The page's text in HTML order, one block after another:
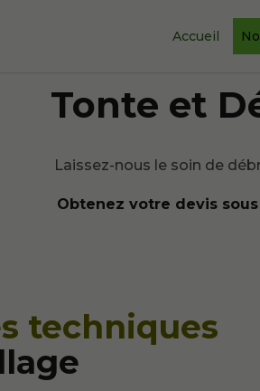
Accueil
Tonte et
Laissez-nous le soin de
Obtenez votre devis
techniques